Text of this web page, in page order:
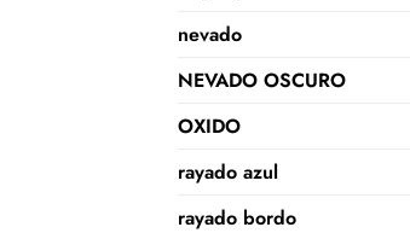
nevado
NEVADO OSCURO
OXIDO
rayado azul
rayado bordo